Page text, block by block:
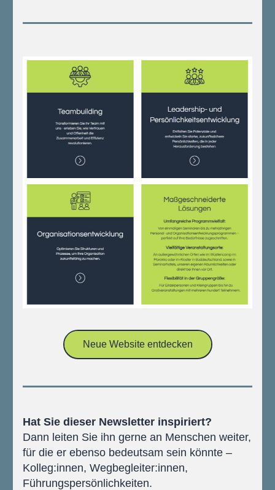
Neue Website entdecken
Hat Sie dieser Newsletter inspiriert?
Dann leiten Sie ihn gerne an Menschen weiter,
für die er ebenso bedeutsam sein könnte –
Kolleg:innen, Wegbegleiter:innen,
Führungspersönlichkeiten.